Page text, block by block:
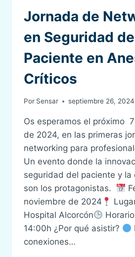
CELEBRA
LOS
AÑOS
COMPROMISO
LA
DEL
Jornada de
en Seguridad
Paciente en
Críticos
Por Sensar septiembre 26, 2024
Os esperamos el próximo
de 2024, en las primeras
networking para
Un evento donde la
seguridad del paciente y la
son los protagonistas.
noviembre de 2024
Hospital Alcorcón
14:00h ¿Por qué asistir?
conexiones…